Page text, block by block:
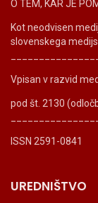
O TEM, KAR JE
Kot neodvisen
slovenskega
Vpisan v razvid
pod št. 2130
ISSN 2591-0841
UREDNIŠTVO